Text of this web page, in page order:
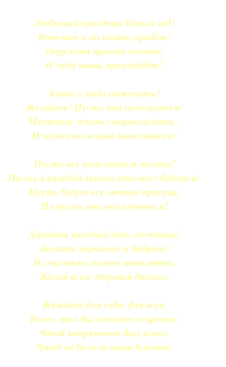
Любимый праздник Новый год!
Вот-вот и он опять придёт!
Окружит яркими огнями,
И чудо вновь произойдёт!
Какое – надо пожелать!
Желайте! Пусть оно исполнится!
Мечтами жизнь сопровождать -
И чудесами жизнь наполнится!
Пусть все исполнятся мечты!
Пусть в каждой жизни что-то сбудется!
Пусть будут все мечты просты,
Но пусть они реализуются!
Давайте каждый день мечтать!
Желать хорошего и доброго!
И счастьем жизни наполнять,
Желая всем здоровья долгого.
Желайте для себя, для всех,
Всего, что Вы хотите искренне:
Чтоб непременно был успех,
Чтоб не болели ваши близкие.